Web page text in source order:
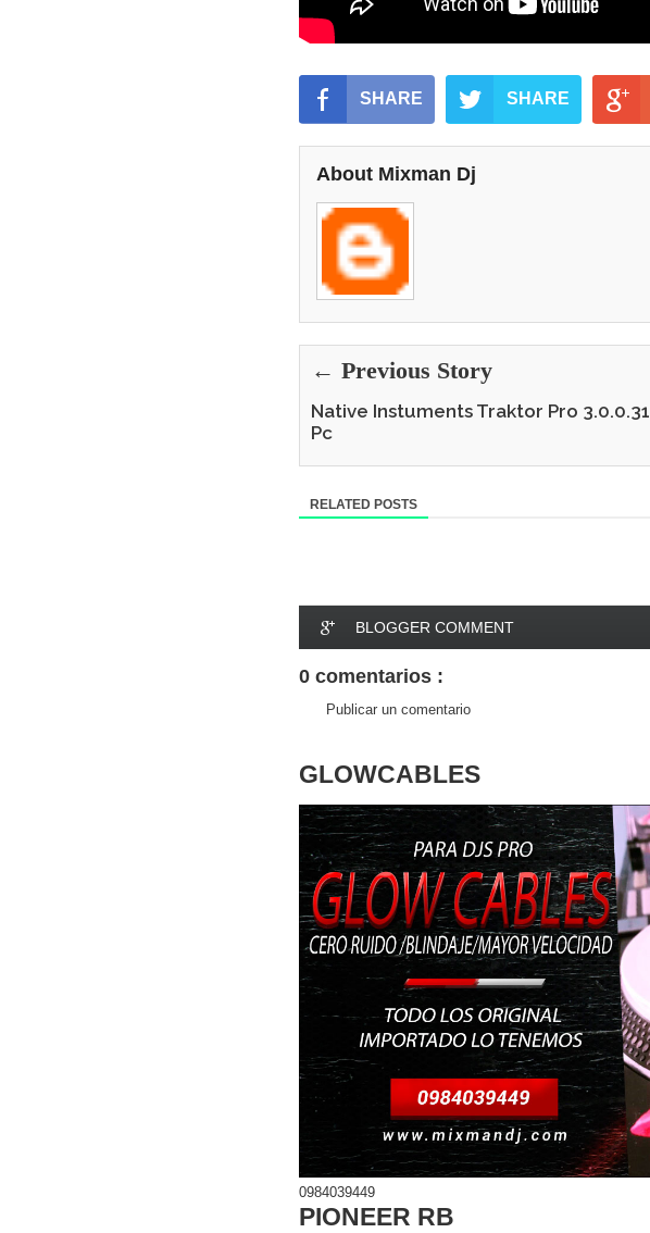
SHARE SHARE
About Mixman Dj
← Previous Story
Native Instuments Traktor Pro 3.0.0.31
Pc
RELATED POSTS
BLOGGER COMMENT
0 comentarios :
Publicar un comentario
GLOWCABLES
0984039449
PIONEER RB